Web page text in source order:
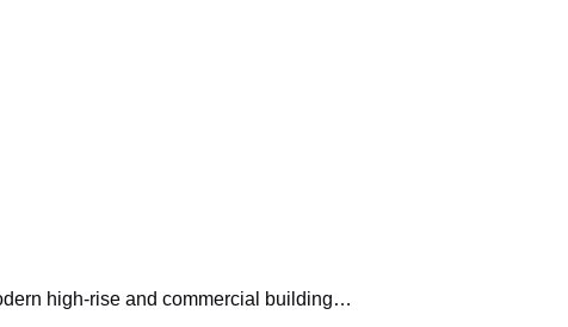
high-rise and commercial building…